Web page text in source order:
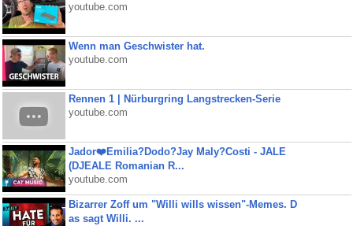
youtube.com
Wenn man Geschwister hat.
youtube.com
Rennen 1 | Nürburgring Langstrecken-Serie
youtube.com
Jador❤️Emilia?Dodo?Jay Maly?Costi - JALE
(DJEALE Romanian R...
youtube.com
Bizarrer Zoff um "Willi wills wissen"-Memes. D
as sagt Willi. ...